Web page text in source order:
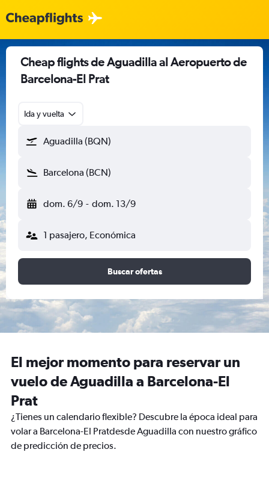
Cheap flights de Aguadilla al Aeropuerto de
Barcelona-El Prat
Ida y vuelta
Aguadilla (BQN)
Barcelona (BCN)
dom. 6/9 - dom. 13/9
1 pasajero, Económica
Buscar ofertas
El mejor momento para reservar un
vuelo de Aguadilla a Barcelona-El
Prat
¿Tienes un calendario flexible? Descubre la época ideal para
volar a Barcelona-El Pratdesde Aguadilla con nuestro gráfico
de predicción de precios.